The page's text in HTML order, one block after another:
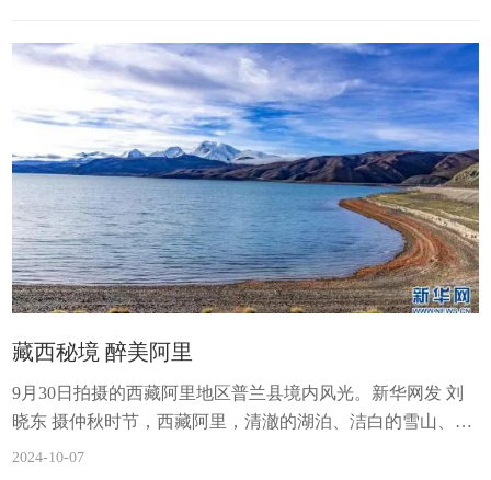
藏西秘境 醉美阿里
9月30日拍摄的西藏阿里地区普兰县境内风光。新华网发 刘
晓东 摄仲秋时节，西藏阿里，清澈的湖泊、洁白的雪山、悠
闲觅食的野生动物构成一副和谐的秋日画卷，美不胜收。近
2024-10-07